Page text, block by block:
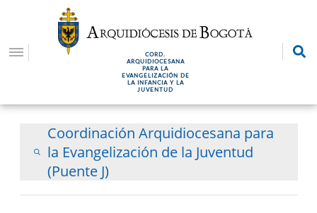
contenido
principal
CORD.
ARQUIDIOCESANA
PARA LA
EVANGELIZACIÓN DE
LA INFANCIA Y LA
JUVENTUD
Coordinación Arquidiocesana para
la Evangelización de la Juventud
(Puente J)